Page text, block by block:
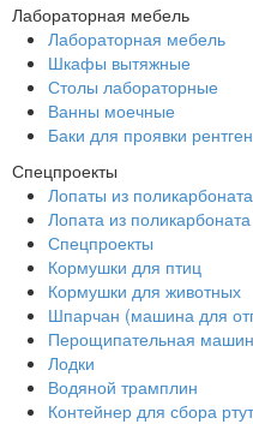
Лабораторная мебель
Лабораторная мебель
Шкафы вытяжные
Столы лабораторные
Ванны моечные
Баки для проявки
Спецпроекты
Лопаты из
Лопата из поликарбоната
Спецпроекты
Кормушки для птиц
Кормушки для животных
Шпарчан (машина для
Перощипательная
Лодки
Водяной трамплин
Контейнер для сбора